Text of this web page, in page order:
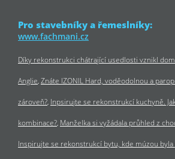
Pro stavebníky a řemeslníky:
www.fachmani.cz
Díky rekonstrukci chátrající usedlosti vznikl
Anglie Znáte IZONIL Hard, voděodolnou a
zároveň? Inpsirujte se rekonstrukcí kuchyně.
kombinace? Manželka si vyžádala průhled z
Inspirujte se rekonstrukcí bytu, kde múzou